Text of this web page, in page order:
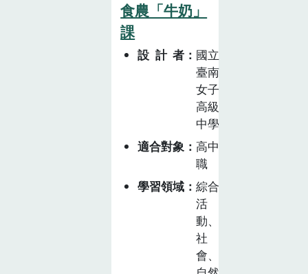
香果的別稱，整
體課程共計 18
節，主題一「時
計花仙子」討論
埔里大坪頂地區
種植百相關的緣
由與發展，認識
在地農會組織及
農業生產運作，
進一步連結永續
水資源應用，討
論地環境永續發
展與農作耕種的
平衡議題 ; 主題
食農「牛奶」
課
設計者
國立
臺南
女子
高級
中學
適合對象
高中
職
學習領域
綜合
活
動、
社
會、